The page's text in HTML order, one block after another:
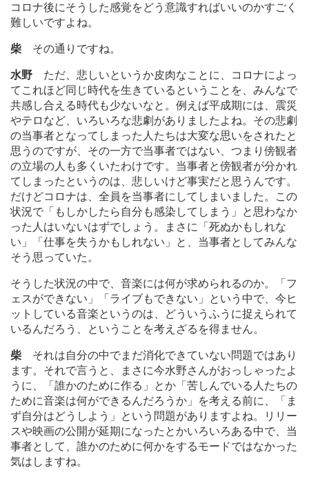
コロナ後にそうした感覚をどう意識すればいいのかすごく
難しいですよね。
柴 その通りですね。
水野 ただ、悲しいというか皮肉なことに、コロナによっ
てこれほど同じ時代を生きているということを、みんなで
共感し合える時代も少ないなと。例えば平成期には、震災
やテロなど、いろいろな悲劇がありましたよね。その悲劇
の当事者となってしまった人たちは大変な思いをされたと
思うのですが、その一方で当事者ではない、つまり傍観者
の立場の人も多くいたわけです。当事者と傍観者が分かれ
てしまったというのは、悲しいけど事実だと思うんです。
だけどコロナは、全員を当事者にしてしまいました。この
状況で「もしかしたら自分も感染してしまう」と思わなか
った人はいないはずでしょう。まさに「死ぬかもしれな
い」「仕事を失うかもしれない」と、当事者としてみんな
そう思っていた。
そうした状況の中で、音楽には何が求められるのか。「フ
ェスができない」「ライブもできない」という中で、今ヒ
ットしている音楽というのは、どういうふうに捉えられて
いるんだろう、ということを考えざるを得ません。
柴 それは自分の中でまだ消化できていない問題ではあり
ます。それで言うと、まさに今水野さんがおっしゃったよ
うに、「誰かのために作る」とか「苦しんでいる人たちの
ために音楽は何ができるんだろうか」を考える前に、「ま
ず自分はどうしよう」という問題がありますよね。リリー
スや映画の公開が延期になったとかいろいろある中で、当
事者として、誰かのために何かをするモードではなかった
気はしますね。